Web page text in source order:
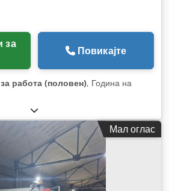
Повикајте
работа (половен), Година на
Мал оглас